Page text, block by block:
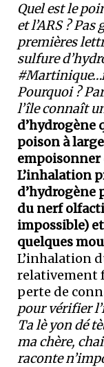
Quel est le
et l’ARS ?
premières
sulfure
Pourquoi ?
l’île connaît
d’hydrogène
poison à
L’inhalation
d’hydrogène
du nerf
impossible)
quelques
L’inhalation
relativement
perte de
pour vérifier
Ta lè yon dé
ma chère,
raconte